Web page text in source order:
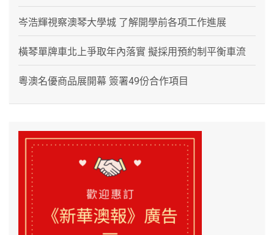
岑浩輝視察澳琴大學城 了解開學前各項工作進展
橫琴單牌車北上爭取年內落實 擬採用預約制平衡車流
粵澳名優商品展開幕 簽署49份合作項目